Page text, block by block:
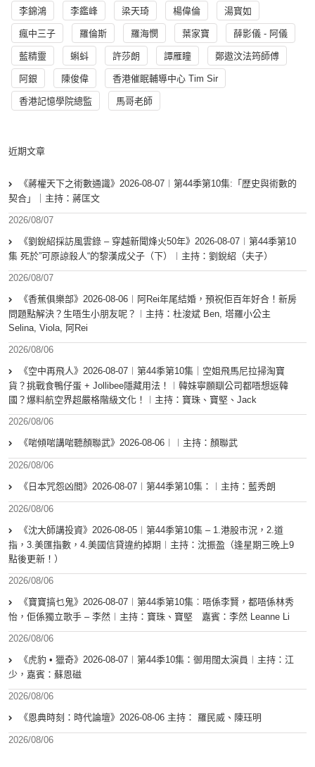
李錦鴻 李鑑峰 梁天琦 楊偉倫 湯寳如
瘋中三子 羅倫斯 羅海憫 葉家寶 薛影儀 - 阿儀
藍精靈 蝌蚪 許莎朗 譚雁瞳 鄭遨汶法筠師傅
阿銀 陳俊偉 香港催眠輔導中心 Tim Sir
香港記憶學院總監 馬哥老師
近期文章
《蔣權天下之術數通識》2026-08-07︱第44季第10集:「歴史與術數的
契合」｜主持：蔣匡文
2026/08/07
《劉銳紹採訪風雲錄 – 穿越新聞烽火50年》2026-08-07︱第44季第10
集 死於”可原諒殺人“的黎漢成父子（下）︱主持：劉銳紹（夫子）
2026/08/07
《香蕉俱樂部》2026-08-06︱阿Rei年尾結婚，預祝佢百年好合！新房
問題點解決？生唔生小朋友呢？︱主持：杜浚斌 Ben, 塔羅小公主
Selina, Viola, 阿Rei
2026/08/06
《空中再飛人》2026-08-07︱第44季第10集｜空姐飛馬尼拉掃淘寶
貨？挑戰食鴨仔蛋 + Jollibee隱藏用法！︱韓妹寧願瞓公司都唔想返韓
國？爆料航空界超嚴格階級文化！︱主持：寶珠、寶堅、Jack
2026/08/06
《啱傾啱講啱聽顏聯武》2026-08-06︱︱主持：顏聯武
2026/08/06
《日本咒怨凶間》2026-08-07︱第44季第10集：︱主持：藍秀朗
2026/08/06
《沈大師講投資》2026-08-05︱第44季第10集 – 1.港股市況，2.道
指，3.美匯指數，4.美國信貸違約掉期︱主持：沈振盈（逢星期三晚上9
點後更新！）
2026/08/06
《寶寶搞乜鬼》2026-08-07︱第44季第10集︰唔係李賢，都唔係林秀
怡，佢係獨立歌手 – 李然︱主持：寶珠、寶堅 嘉賓：李然 Leanne Li
2026/08/06
《虎豹 • 獵奇》2026-08-07︱第44季10集：御用闊太演員︱主持：江
少，嘉賓：蘇恩磁
2026/08/06
《恩典時刻：時代論壇》2026-08-06 主持： 羅民威、陳珏明
2026/08/06